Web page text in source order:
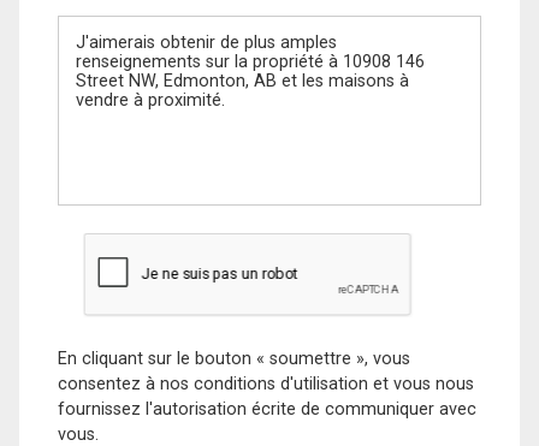
Message
En cliquant sur le bouton « soumettre », vous
consentez à nos conditions d'utilisation et vous nous
fournissez l'autorisation écrite de communiquer avec
vous.